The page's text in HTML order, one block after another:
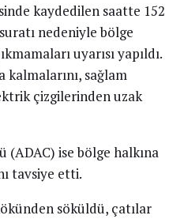
kaydedilen saatte 152
nedeniyle bölge
uyarısı yapıldı.
sağlam
çizgilerinden uzak
(ADAC) ise bölge halkına
tavsiye etti.
söküldü, çatılar